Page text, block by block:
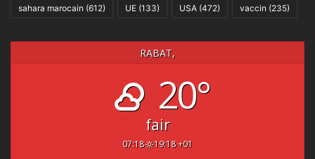
sahara marocain (612) UE (133) USA (472) vaccin (235)
RABAT,
20°
fair
07:18 19:18 +01